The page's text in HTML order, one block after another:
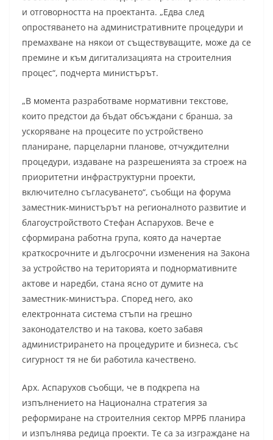
и отговорността на проектанта. „Едва след
опростяването на административните процедури и
премахване на някои от съществуващите, може да се
премине и към дигитализацията на строителния
процес“, подчерта министърът.
„В момента разработваме нормативни текстове,
които предстои да бъдат обсъждани с бранша, за
ускоряване на процесите по устройствено
планиране, парцеларни планове, отчуждителни
процедури, издаване на разрешенията за строеж на
приоритетни инфраструктурни проекти,
включително съгласуването“, съобщи на форума
заместник-министърът на регионалното развитие и
благоустройството Стефан Аспарухов. Вече е
сформирана работна група, която да начертае
краткосрочните и дългосрочни изменения на Закона
за устройство на територията и поднормативните
актове и наредби, стана ясно от думите на
заместник-министъра. Според него, ако
електронната система стъпи на грешно
законодателство и на такова, което забавя
администрирането на процедурите и бизнеса, със
сигурност тя не би работила качествено.
Арх. Аспарухов съобщи, че в подкрепа на
изпълнението на Национална стратегия за
реформиране на строителния сектор МРРБ планира
и изпълнява редица проекти. Те са за изграждане на